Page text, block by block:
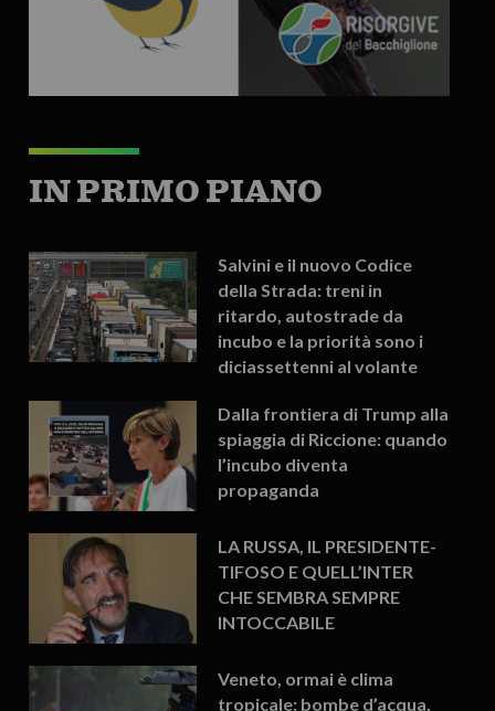
IN PRIMO PIANO
Salvini e il nuovo Codice
della Strada: treni in
ritardo, autostrade da
incubo e la priorità sono i
diciassettenni al volante
Dalla frontiera di Trump alla
spiaggia di Riccione: quando
l’incubo diventa
propaganda
LA RUSSA, IL PRESIDENTE-
TIFOSO E QUELL’INTER
CHE SEMBRA SEMPRE
INTOCCABILE
Veneto, ormai è clima
tropicale: bombe d’acqua,